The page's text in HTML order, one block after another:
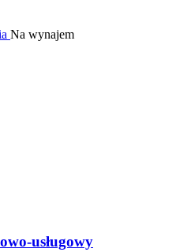
Na wynajem
usługowy